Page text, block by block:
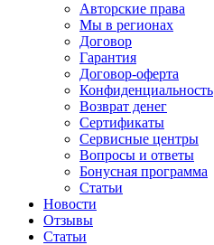
Авторские права
Мы в регионах
Договор
Гарантия
Договор-оферта
Конфиденциальность
Возврат денег
Сертификаты
Сервисные центры
Вопросы и ответы
Бонусная программа
Статьи
Новости
Отзывы
Статьи